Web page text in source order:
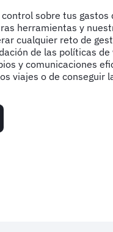
control sobre tus gastos
herramientas y
cualquier reto de
de las políticas de
y comunicaciones
viajes o de conseguir